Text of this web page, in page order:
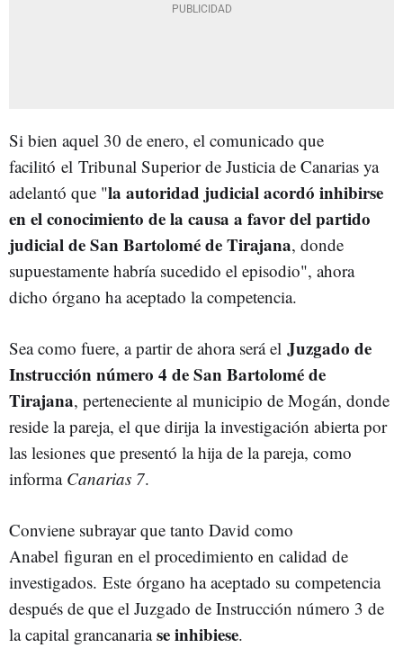
Si bien aquel 30 de enero, el comunicado que
facilitó el Tribunal Superior de Justicia de Canarias ya
adelantó que "la autoridad judicial acordó inhibirse
en el conocimiento de la causa a favor del partido
judicial de San Bartolomé de Tirajana, donde
supuestamente habría sucedido el episodio", ahora
dicho órgano ha aceptado la competencia.
Sea como fuere, a partir de ahora será el Juzgado de
Instrucción número 4 de San Bartolomé de
Tirajana, perteneciente al municipio de Mogán, donde
reside la pareja, el que dirija la investigación abierta por
las lesiones que presentó la hija de la pareja, como
informa Canarias 7.
Conviene subrayar que tanto David como
Anabel figuran en el procedimiento en calidad de
investigados. Este órgano ha aceptado su competencia
después de que el Juzgado de Instrucción número 3 de
la capital grancanariase inhibiese.